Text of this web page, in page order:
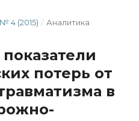
4 (2015) / Аналитика
потерь от
в